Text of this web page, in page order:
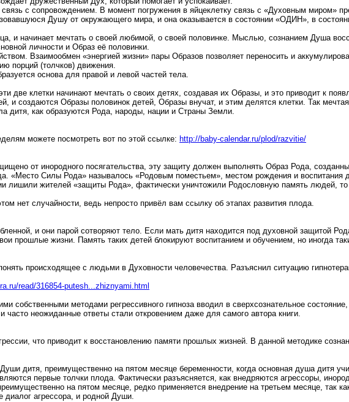
связь с сопровождением. В момент погружения в яйцеклетку связь с «Духовным миром»
Душу от окружающего мира, и она оказывается в состоянии «ОДИН», в
и начинает мечтать о своей любимой, о своей половинке. Мыслью, сознанием Душа
личности и Образ её половинки.
Взаимообмен «энергией жизни» пары Образов позволяет переносить и
порций (толчков) движения.
основа для правой и левой частей тела.
две клетки начинают мечтать о своих детях, создавая их Образы, и это приводит к
создаются Образы половинок детей, Образы внучат, и этим делятся клетки. Так
дитя, как образуются Рода, народы, нации и Страны Земли.
можете посмотреть вот по этой ссылке: http://baby-calendar.ru/plod/razvitie/
от инородного посягательства, эту защиту должен выполнять Образ Рода,
«Место Силы Рода» называлось «Родовым поместьем», местом рождения и воспитания
лишили жителей «защиты Рода», фактически уничтожили Родословную память людей,
нет случайности, ведь непросто привёл вам ссылку об этапах развития плода.
и они парой сотворяют тело. Если мать дитя находится под духовной защитой
прошлые жизни. Память таких детей блокируют воспитанием и обучением, но иногда
происходящее с людьми в Духовности человечества. Разъяснил ситуацию
read/316854-putesh...zhiznyami.html
собственными методами регрессивного гипноза вводил в сверхсознательное
неожиданные ответы стали откровением даже для самого автора книги.
что приводит к восстановлению памяти прошлых жизней. В данной методике
дитя, преимущественно на пятом месяце беременности, когда основная душа дитя
первые толчки плода. Фактически разъясняется, как внедряются агрессоры,
на пятом месяце, редко применяется внедрение на третьем месяце, так
диалог агрессора, и родной Души.